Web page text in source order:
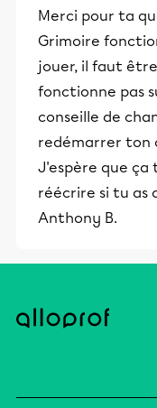
Merci pour ta
Grimoire
jouer, il faut
fonctionne pas
conseille de
redémarrer ton
J'espère que ça
réécrire si tu as
Anthony B.